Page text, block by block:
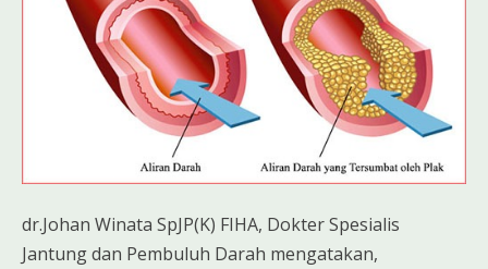
dr.Johan Winata SpJP(K) FIHA, Dokter Spesialis
Jantung dan Pembuluh Darah mengatakan,